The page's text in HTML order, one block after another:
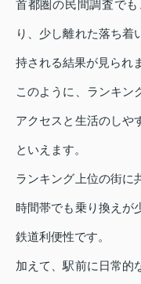
首都圏の民間調査で
り、少し離れた落ち着
持される結果が見られ
このように、ランキン
アクセスと生活のしや
といえます。
ランキング上位の街に
時間帯でも乗り換えが
鉄道利便性です。
加えて、駅前に日常的